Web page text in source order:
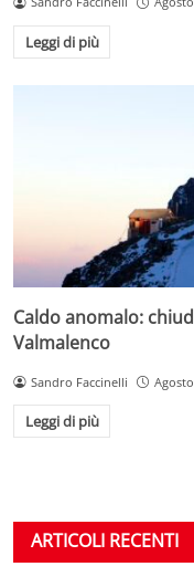
Leggi di più
Caldo anomalo:
Valmalenco
Sandro Faccinelli
Leggi di più
ARTICOLI RECENTI